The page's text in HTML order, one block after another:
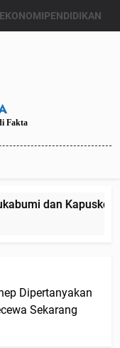
EKONOMIPENDIDIKAN
Fakta
dan
Dipertanyakan
Sekarang